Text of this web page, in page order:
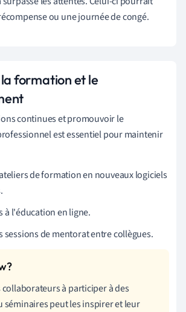
ou une journée de congé.
formation et le
continues et promouvoir le
est essentiel pour maintenir
de formation en nouveaux logiciels
à l'éducation en ligne.
sessions de mentorat entre collègues.
collaborateurs à participer à des
séminaires peut les inspirer et leur